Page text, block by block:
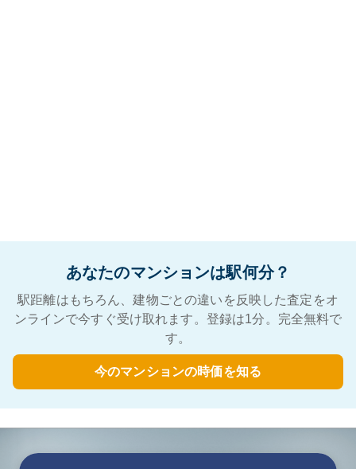
あなたのマンションは駅何分？
駅距離はもちろん、建物ごとの違いを反映した査定をオ
ンラインで今すぐ受け取れます。登録は1分。完全無料で
す。
今のマンションの時価を知る